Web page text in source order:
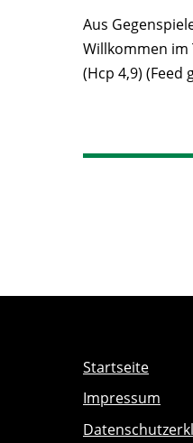
Aus
Willkommen im
(Hcp 4,9) (Feed
Startseite
Impressum